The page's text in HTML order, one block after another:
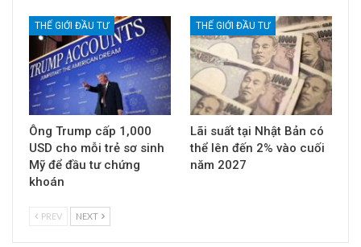
THẾ GIỚI ĐẦU TƯ
Ông Trump cấp 1,000
USD cho mỗi trẻ sơ sinh
Mỹ để đầu tư chứng
khoán
THẾ GIỚI ĐẦU TƯ
Lãi suất tại Nhật Bản có
thể lên đến 2% vào cuối
năm 2027
PREV NEXT